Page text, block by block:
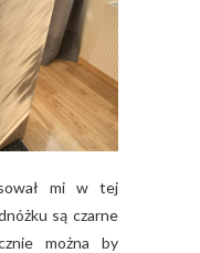
mi w tej
są czarne
można by